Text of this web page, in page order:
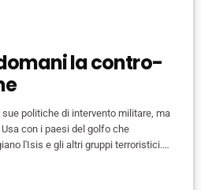
la contro-
sue politiche di intervento militare, ma
con i paesi del golfo che
l'Isis e gli altri gruppi terroristici.
a Firenze il gruppo speciale
dell’assemblea parlamentare della